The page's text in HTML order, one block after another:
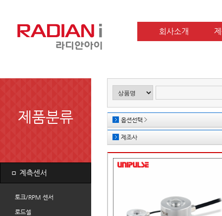
회사소개
제품분류
ㅁ 계측센서
토크/RPM 센서
로드셀
옵션선택
제조사